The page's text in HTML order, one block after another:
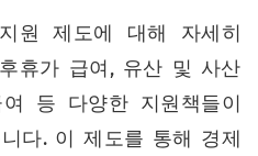
원 제도에 대해 자세히
휴가 급여, 유산 및 사산
등 다양한 지원책들이
다. 이 제도를 통해 경제